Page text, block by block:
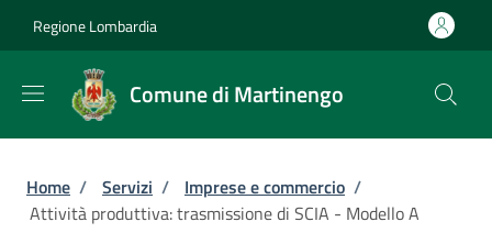
Regione Lombardia
Comune di Martinengo
Briciole di pane
Home / Servizi / Imprese e commercio /
Attività produttiva: trasmissione di SCIA - Modello A